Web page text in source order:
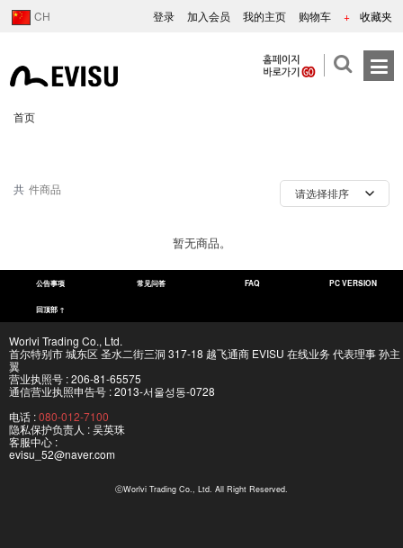
CH 登录 加入会员 我的主页 购物车 + 收藏夹
首页
共 件商品
暂无商品。
公告事项 常见问答 FAQ PC VERSION
回顶部 ↑
Worlvi Trading Co., Ltd.
首尔特别市 城东区 圣水二街三洞 317-18 越飞通商 EVISU 在线业务 代表理事 孙主
翼
营业执照号 : 206-81-65575
通信营业执照申告号 : 2013-서울성동-0728
电话 :080-012-7100
隐私保护负责人 : 吴英珠
客服中心 :
evisu_52@naver.com
ⓒWorlvi Trading Co., Ltd. All Right Reserved.